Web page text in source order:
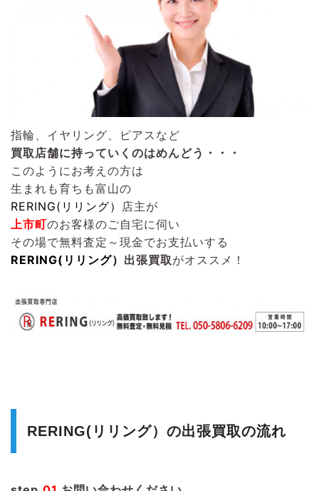
指輪、イヤリング、ピアスなど
買取店舗に持っていくのはめんどう・・・
このようにお考えの方は
生まれも育ちも富山の
RERING(リリング） 店主が
上市町のお客様のご自宅に伺い
その場で無料査定～現金でお支払いする
RERING(リリング） 出張買取がオススメ！
RERING(リリング）の出張買取の流れ